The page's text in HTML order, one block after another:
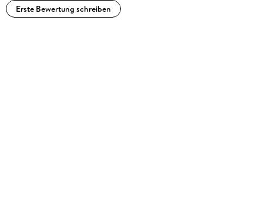
»Mehr Zeit hätte man ja immer gern, aber für diese schönen
Erste Bewertung schreiben